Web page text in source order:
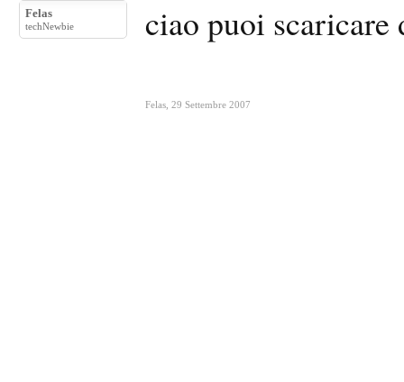
Felas
techNewbie ciao puoi
Felas 29 Settembre 2007